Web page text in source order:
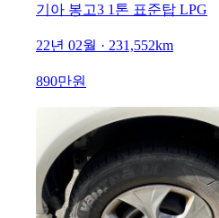
기아 봉고3 1톤 표준탑 LPG
22년 02월 · 231,552km
890만원